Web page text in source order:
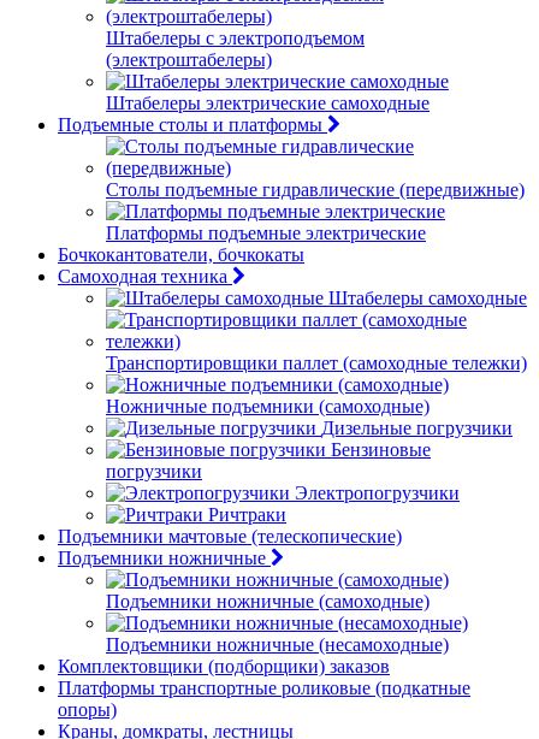
Штабелеры с электроподъемом
(электроштабелеры)
Штабелеры электрические самоходные
Подъемные столы и платформы
Столы подъемные гидравлические (передвижные)
Платформы подъемные электрические
Бочкокантователи, бочкокаты
Самоходная техника
Штабелеры самоходные
Транспортировщики паллет (самоходные тележки)
Ножничные подъемники (самоходные)
Дизельные погрузчики
Бензиновые
погрузчики
Электропогрузчики
Ричтраки
Подъемники мачтовые (телескопические)
Подъемники ножничные
Подъемники ножничные (самоходные)
Подъемники ножничные (несамоходные)
Комплектовщики (подборщики) заказов
Платформы транспортные роликовые (подкатные
опоры)
Краны, домкраты, лестницы